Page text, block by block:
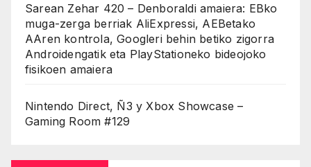
Sarean Zehar 420 – Denboraldi amaiera: EBko
muga-zerga berriak AliExpressi, AEBetako
AAren kontrola, Googleri behin betiko zigorra
Androidengatik eta PlayStationeko bideojoko
fisikoen amaiera
Nintendo Direct, Ñ3 y Xbox Showcase –
Gaming Room #129